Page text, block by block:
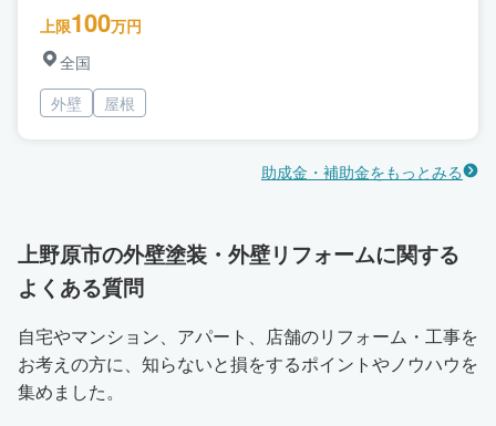
上限100万円
全国
外壁
屋根
助成金・補助金をもっとみる
上野原市の外壁塗装・外壁リフォームに関する
よくある質問
自宅やマンション、アパート、店舗のリフォーム・工事を
お考えの方に、知らないと損をするポイントやノウハウを
集めました。